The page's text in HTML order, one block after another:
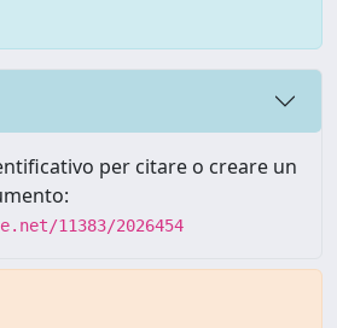
per citare o creare un
11383/2026454